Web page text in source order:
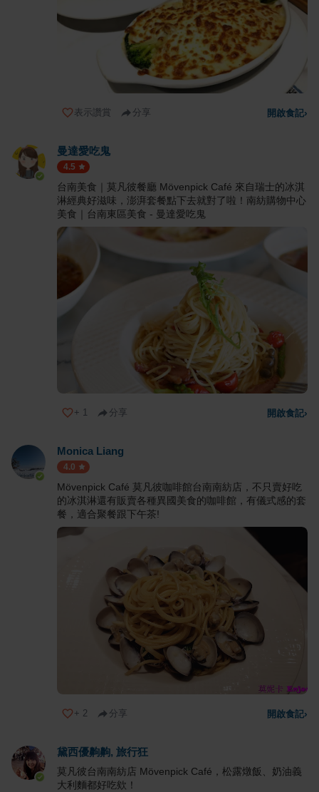
表示讚賞 分享 開啟食記›
曼達愛吃鬼
4.5
台南美食｜莫凡彼餐廳 Mövenpick Café 來自瑞士的冰淇
淋經典好滋味，澎湃套餐點下去就對了啦！南紡購物中心
美食｜台南東區美食 - 曼達愛吃鬼
+ 1 分享 開啟食記›
Monica Liang
4.0
Mövenpick Café 莫凡彼咖啡館台南南紡店，不只賣好吃
的冰淇淋還有販賣各種異國美食的咖啡館，有儀式感的套
餐，適合聚餐跟下午茶!
+ 2 分享 開啟食記›
黛西優齁齁, 旅行狂
莫凡彼台南南紡店 Mövenpick Café，松露燉飯、奶油義
大利麵都好吃欸！